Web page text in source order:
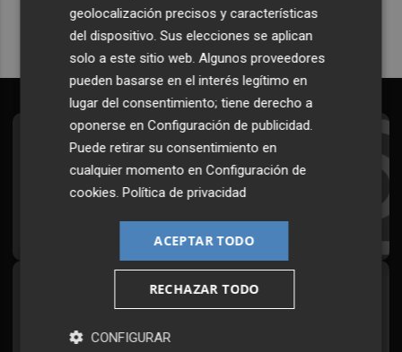
Suscríbete al Boletín
Todos los días a primera hora en tu email
¡Quiero suscribirme!
Síguenos en redes
Plaza Podcast, desde cualquier medio
geolocalización precisos y características
del dispositivo. Sus elecciones se aplican
solo a este sitio web. Algunos proveedores
pueden basarse en el interés legítimo en
lugar del consentimiento; tiene derecho a
oponerse enConfiguración de publicidad.
Puede retirar su consentimiento en
cualquier momento enConfiguración de
cookies.Política de privacidad
ACEPTAR TODO
RECHAZAR TODO
CONFIGURAR